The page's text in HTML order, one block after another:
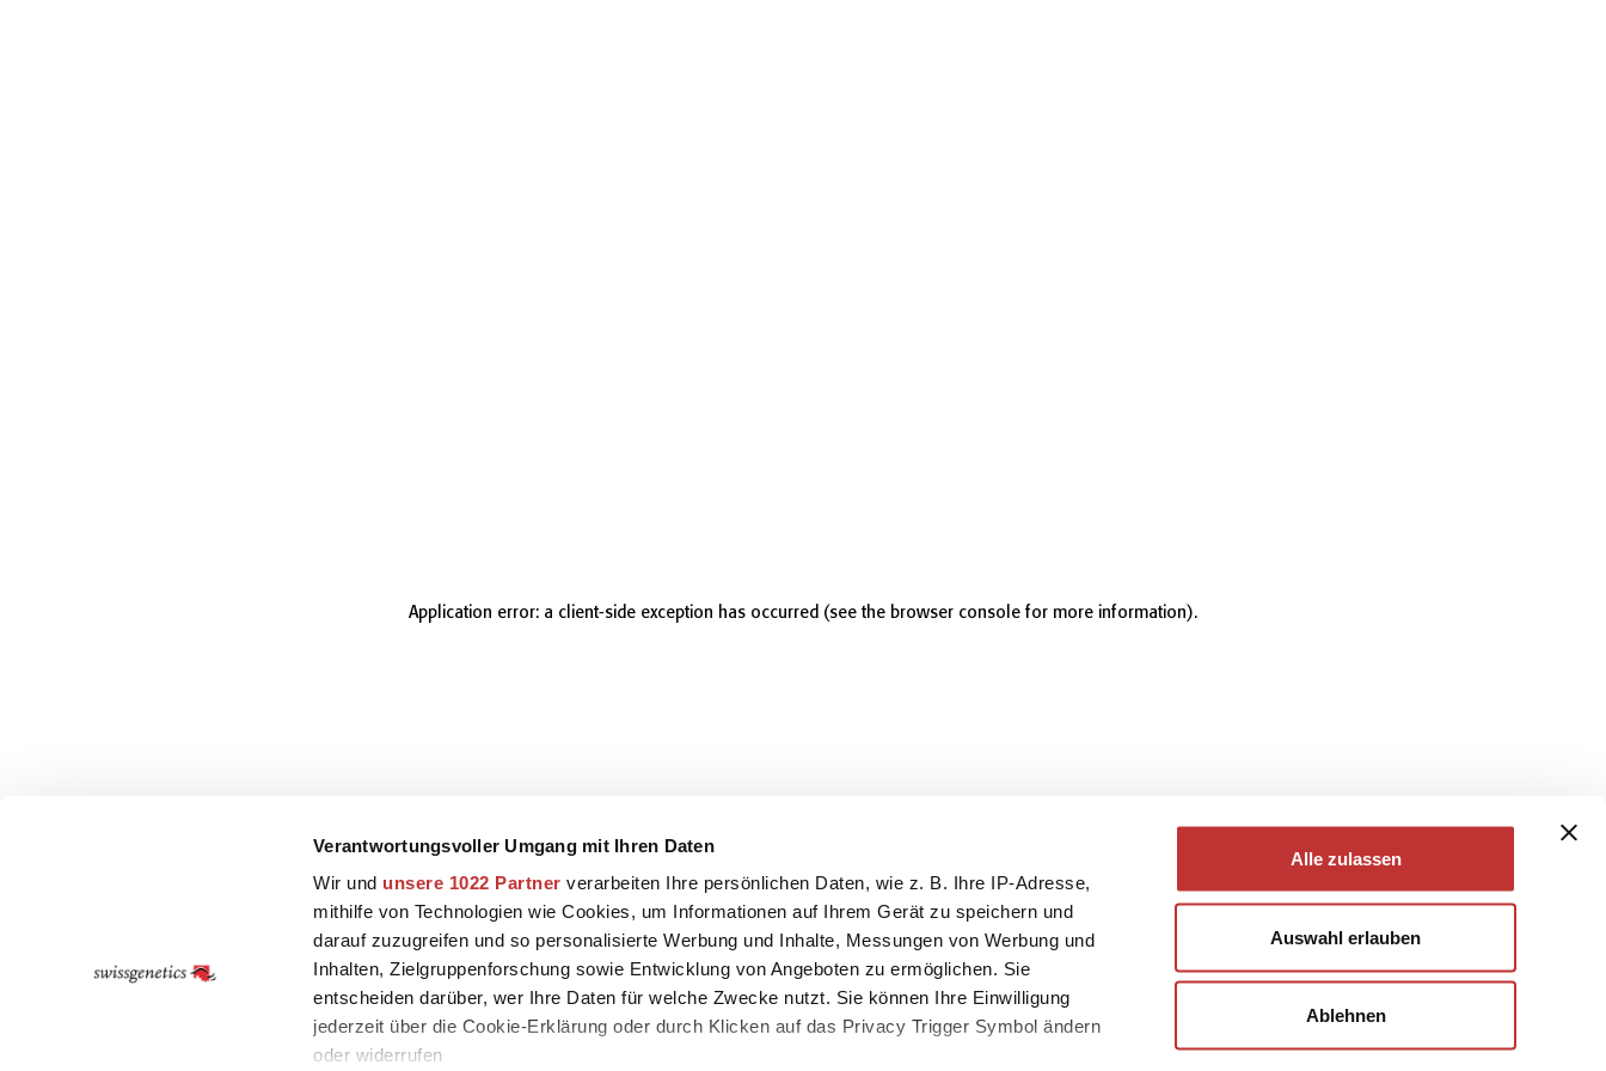
Verantwortungsvoller Umgang mit Ihren Daten
Wir und unsere 1022 Partner verarbeiten Ihre persönlichen Daten, wie z. B. Ihre IP-Adresse,
mithilfe von Technologien wie Cookies, um Informationen auf Ihrem Gerät zu speichern und
darauf zuzugreifen und so personalisierte Werbung und Inhalte, Messungen von Werbung und
Inhalten, Zielgruppenforschung sowie Entwicklung von Angeboten zu ermöglichen. Sie
entscheiden darüber, wer Ihre Daten für welche Zwecke nutzt. Sie können Ihre Einwilligung
jederzeit über die Cookie-Erklärung oder durch Klicken auf das Privacy Trigger Symbol ändern
oder widerrufen
Alle zulassen
Auswahl erlauben
Ablehnen
Application error: a client-side exception has occurred (see the browser console for more information).